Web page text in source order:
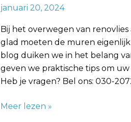
januari 20, 2024
Bij het overwegen van
glad moeten de muren
blog duiken we in het belang
geven we praktische tips om
Heb je vragen? Bel ons: 030-
voor
(Voorbeeld)
Meer lezen »